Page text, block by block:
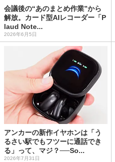
会議後の“あのまとめ作業”から
解放。カード型AIレコーダー「P
laud Note...
2026年6月5日
アンカーの新作イヤホンは「う
るさい駅でもフツーに通話でき
る」って、マジ？──So...
2026年7月31日